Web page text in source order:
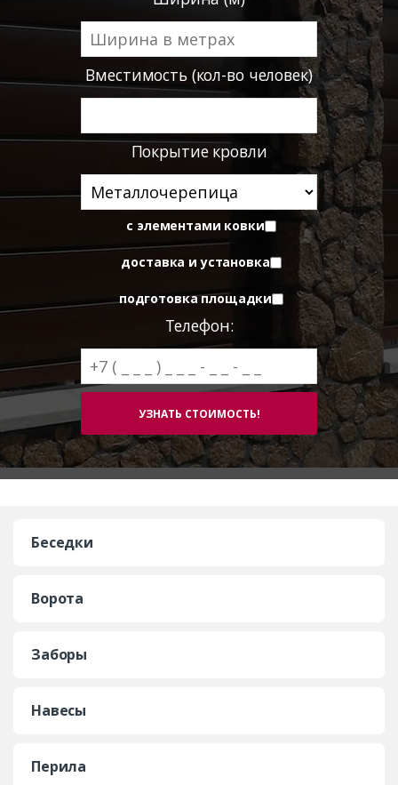
Вместимость (кол-во человек)
Покрытие кровли
с элементами ковки
доставка и установка
подготовка площадки
Телефон:
Беседки
Ворота
Заборы
Навесы
Перила